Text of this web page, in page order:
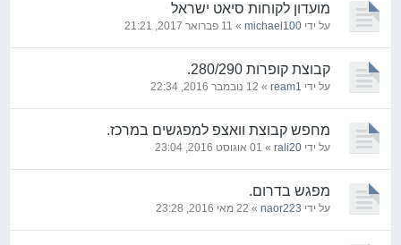
מועדון לקוחות סיאט ישראל
על ידיmichael100 » 11 פברואר 2017, 21:21
קבוצת קופרות 280/290.
על ידי ream1 » 12 נובמבר 2016, 22:34
מחפש קבוצת וואצפ למפגשים במרכז.
על ידיrali20 » 01 אוגוסט 2016, 23:04
מפגש בדרום.
על ידי naor223 » 22 מאי 2016, 23:28